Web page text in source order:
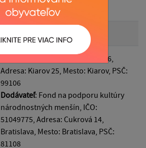
Reset
2 500.00 €
: Kiarov, IČO: 00319376,
Adresa: Kiarov 25, Mesto: Kiarov, PSČ:
99106
Dodávateľ: Fond na podporu kultúry
národnostných menšín, IČO:
51049775, Adresa: Cukrová 14,
Bratislava, Mesto: Bratislava, PSČ:
81108